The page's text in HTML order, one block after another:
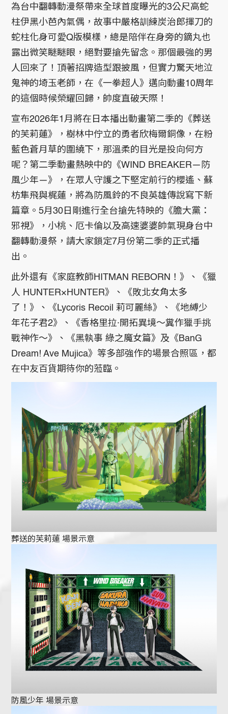
為台中翻轉動漫祭帶來全球首度曝光的3公尺高蛇
柱伊黑小芭內氣偶，故事中嚴格訓練炭治郎揮刀的
蛇柱化身可愛Q版模樣，總是陪伴在身旁的鏑丸也
露出微笑瞇瞇眼，絕對要搶先留念。那個最強的男
人回來了！頂著招牌造型跟披風，但實力驚天地泣
鬼神的埼玉老師，在《一拳超人》邁向動畫10周年
的這個時候榮耀回歸，帥度直破天際！
宣布2026年1月將在日本播出動畫第二季的《葬送
的芙莉蓮》，樹林中佇立的勇者欣梅爾銅像，在粉
藍色蒼月草的圍繞下，那溫柔的目光是投向何方
呢？第二季動畫熱映中的《WIND BREAKER—防
風少年—》，在眾人守護之下堅定前行的櫻遙、蘇
枋隼飛與梶蓮，將為防風鈴的不良英雄傳說寫下新
篇章。5月30日剛進行全台搶先特映的《膽大黨：
邪視》，小桃、厄卡倫以及高速婆婆帥氣現身台中
翻轉動漫祭，請大家鎖定7月份第二季的正式播
出。
此外還有《家庭教師HITMAN REBORN！》、《獵
人 HUNTER×HUNTER》、《敗北女角太多
了！》、《Lycoris Recoil 莉可麗絲》、《地縛少
年花子君2》、《香格里拉·開拓異境～糞作獵手挑
戰神作～》、《黑執事 綠之魔女篇》及《BanG
Dream! Ave Mujica》等多部強作的場景合照區，都
在中友百貨期待你的蒞臨。
葬送的芙莉蓮 場景示意
防風少年 場景示意